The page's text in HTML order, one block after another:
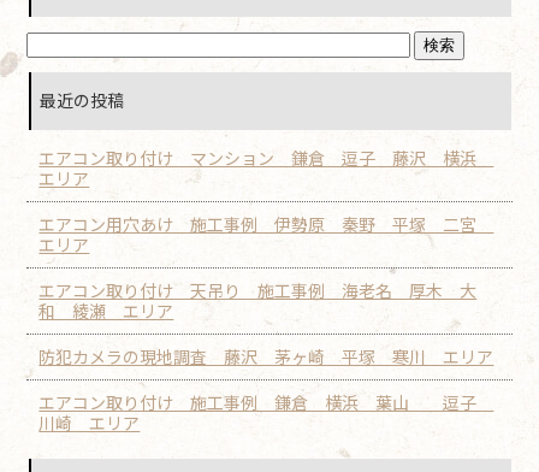
最近の投稿
エアコン取り付け マンション 鎌倉 逗子 藤沢 横浜
エリア
エアコン用穴あけ 施工事例 伊勢原 秦野 平塚 二宮
エリア
エアコン取り付け 天吊り 施工事例 海老名 厚木 大
和 綾瀬 エリア
防犯カメラの現地調査 藤沢 茅ヶ崎 平塚 寒川 エリア
エアコン取り付け 施工事例 鎌倉 横浜 葉山 逗子
川崎 エリア